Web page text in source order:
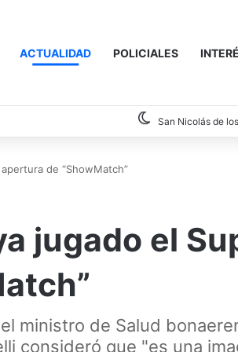
ACTUALIDAD POLICIALES
San Nicolás de
de “ShowMatch”
jugado el
ministro de Salud
consideró que "es una